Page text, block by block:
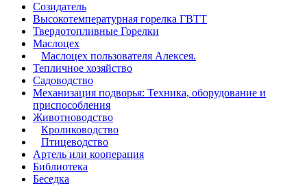
Созидатель
Высокотемпературная горелка ГВТТ
Твердотопливные Горелки
Маслоцех
Маслоцех пользователя Алексея.
Тепличное хозяйство
Садоводство
Механизация подворья: Техника, оборудование и
приспособления
Животноводство
Кролиководство
Птицеводство
Артель или кооперация
Библиотека
Беседка